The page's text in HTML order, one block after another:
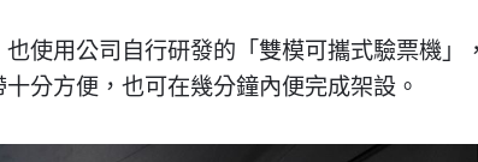
使用公司自行研發的「雙模可攜式驗票機
分方便，也可在幾分鐘內便完成架設。